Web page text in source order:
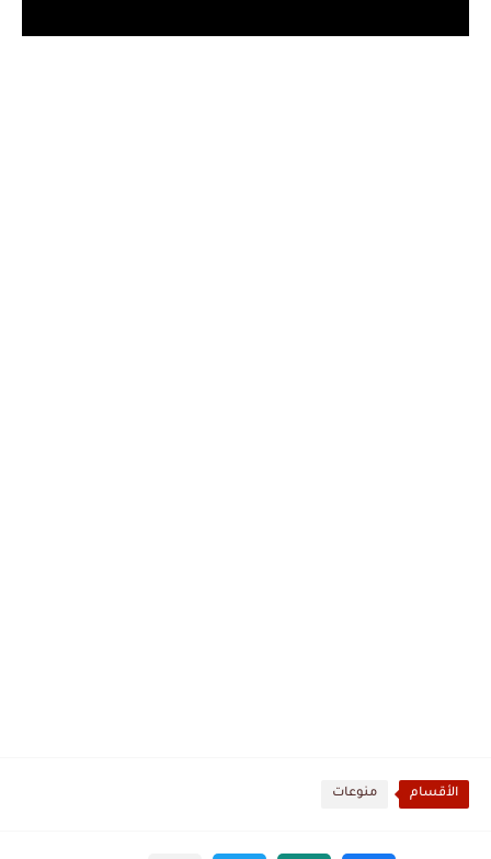
الأقسام منوعات